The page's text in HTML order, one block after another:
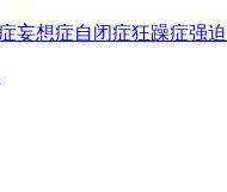
妄想症自闭症狂躁症强